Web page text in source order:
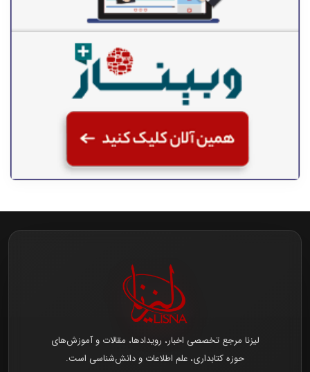
لیزنا مرجع تخصصی اخبار، رویدادها، مقالات و آموزش‌های
حوزه کتابداری، علم اطلاعات و دانش‌شناسی است.